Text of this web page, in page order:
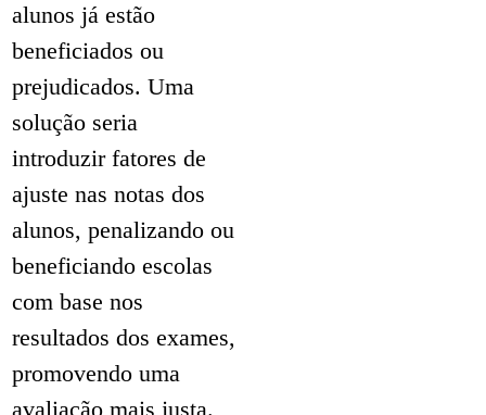
alunos já estão
beneficiados ou
prejudicados. Uma
solução seria
introduzir fatores de
ajuste nas notas dos
alunos, penalizando ou
beneficiando escolas
com base nos
resultados dos exames,
promovendo uma
avaliação mais justa.